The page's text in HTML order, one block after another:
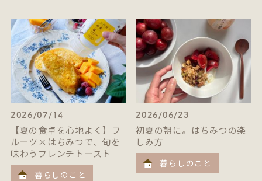
2026/07/14
【夏の食卓を心地よく】フ
ルーツ×はちみつで、旬を
味わうフレンチトースト
暮らしのこと
2026/06/23
初夏の朝に。はちみつの楽
しみ方
暮らしのこと